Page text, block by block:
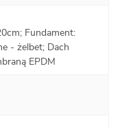
Fundament:
- żelbet; Dach
EPDM